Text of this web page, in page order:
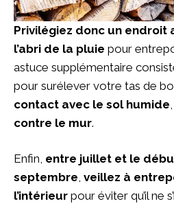
Privilégiez donc un endroit
l’abri de la pluie pour
astuce supplémentaire
pour surélever votre tas de
contact avec le sol humide
contre le mur.
Enfin, entre juillet et le
septembre, veillez à
l’intérieur pour éviter qu’il ne